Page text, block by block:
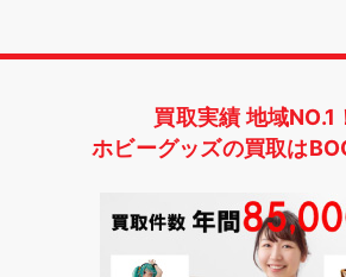
買取実績 地域
ホビーグッズの買取は